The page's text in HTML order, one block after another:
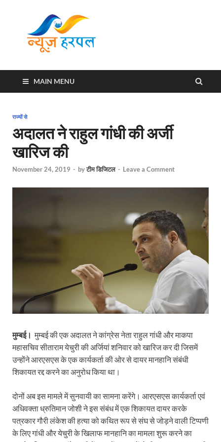
MAIN MENU
राज्यों से
अदालत ने राहुल गांधी की अर्जी
खारिज की
November 24, 2019 - byटीम डिजिटल - Leave a Comment
मुम्बई। मुम्बई की एक अदालत ने कांग्रेस नेता राहुल गांधी और माकपा
महासचिव सीताराम येचुरी की अर्जियां शनिवार को खारिज कर दी जिसमें
उन्होंने आरएसएस के एक कार्यकर्ता की ओर से दायर मानहानि संबंधी
शिकायत रद्द करने का अनुरोध किया था।
दोनों अब इस मामले में सुनवायी का सामना करेंगे। आरएसएस कार्यकर्ता एवं
अधिवक्ता ध्रुतिमान जोशी ने इस संबंध में एक शिकायत दायर करके
पत्रकार गौरी लंकेश की हत्या को कथित रूप से संघ से जोड़ने वाली टिप्पणी
के लिए गांधी और येचुरी के खिलाफ मानहानि का मामला शुरू करने का